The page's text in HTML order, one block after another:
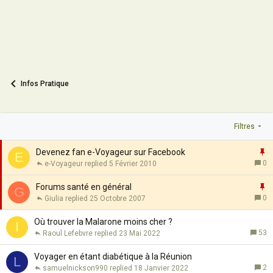
Infos Pratique
Filtres
E
p
t
t
Devenez fan e-Voyageur sur Facebook
0
5 Février 2010
e-Voyageur
G
p
t
n
Forums santé en général
0
25 Octobre 2007
Giulia
I Où trouver la Malarone moins cher ?
53
23 Mai 2022
Raoul Lefebvre
L Voyager en étant diabétique à la Réunion
2
18 Janvier 2022
samuelnickson990